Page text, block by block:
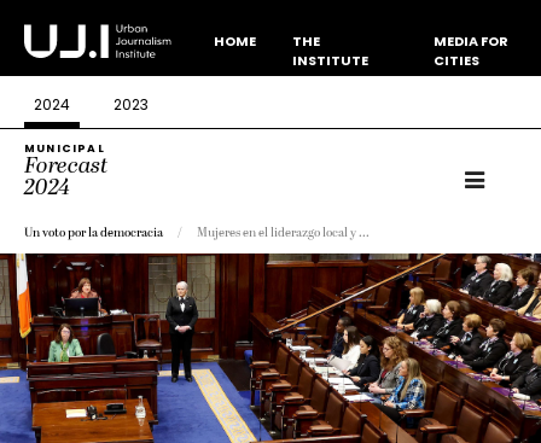
HOME
THE
INSTITUTE
MEDIA FOR
CITIES
2024 2023
MUNICIPAL
Forecast
2024
Un voto por la democracia Mujeres en el liderazgo local y ...